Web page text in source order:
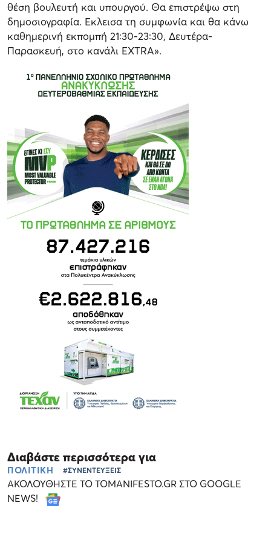
θέση βουλευτή και υπουργού. Θα επιστρέψω στη
δημοσιογραφία. Εκλεισα τη συμφωνία και θα κάνω
καθημερινή εκπομπή 21:30-23:30, Δευτέρα-
Παρασκευή, στο κανάλι EXTRA».
Διαβάστε περισσότερα για
ΠΟΛΙΤΙΚΗ #ΣΥΝΕΝΤΕΥΞΕΙΣ
ΑΚΟΛΟΥΘΗΣΤΕ ΤΟ TOMANIFESTO.GR ΣΤΟ GOOGLE
NEWS!